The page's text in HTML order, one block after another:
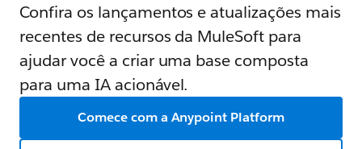
Confira os lançamentos e atualizações mais
recentes de recursos da MuleSoft para
ajudar você a criar uma base composta
para uma IA acionável.
Comece com a Anypoint Platform